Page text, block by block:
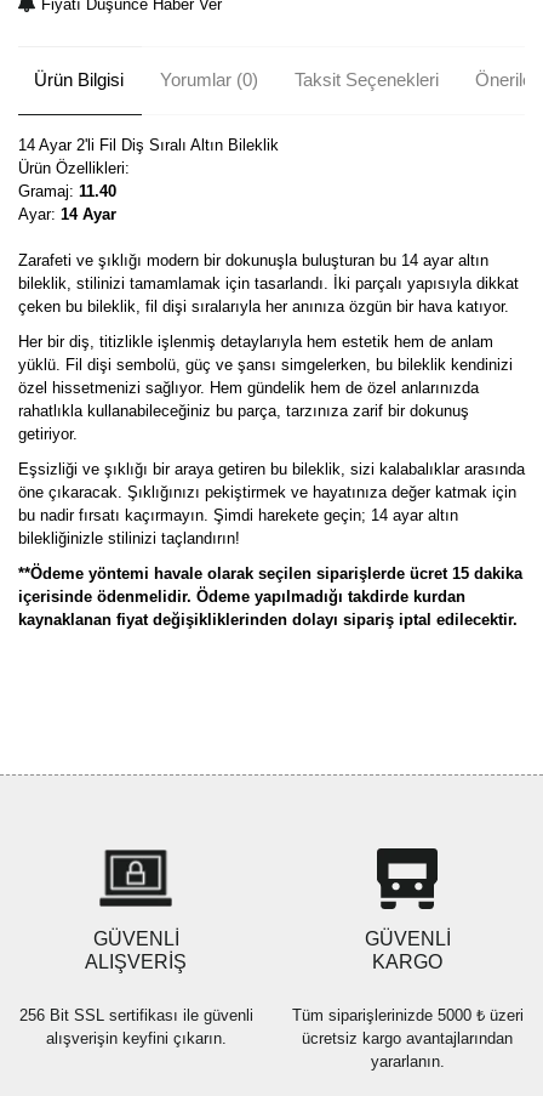
Fiyatı Düşünce Haber Ver
Ürün Bilgisi Yorumlar (0) Taksit Seçenekleri
14 Ayar 2'li Fil Diş Sıralı Altın Bileklik
Ürün Özellikleri:
Gramaj: 11.40
Ayar: 14 Ayar
Zarafeti ve şıklığı modern bir dokunuşla buluşturan bu 14 ayar altın
bileklik, stilinizi tamamlamak için tasarlandı. İki parçalı yapısıyla dikkat
çeken bu bileklik, fil dişi sıralarıyla her anınıza özgün bir hava katıyor.
Her bir diş, titizlikle işlenmiş detaylarıyla hem estetik hem de anlam
yüklü. Fil dişi sembolü, güç ve şansı simgelerken, bu bileklik kendinizi
özel hissetmenizi sağlıyor. Hem gündelik hem de özel anlarınızda
rahatlıkla kullanabileceğiniz bu parça, tarzınıza zarif bir dokunuş
getiriyor.
Eşsizliği ve şıklığı bir araya getiren bu bileklik, sizi kalabalıklar arasında
öne çıkaracak. Şıklığınızı pekiştirmek ve hayatınıza değer katmak için
bu nadir fırsatı kaçırmayın. Şimdi harekete geçin; 14 ayar altın
bilekliğinizle stilinizi taçlandırın!
**Ödeme yöntemi havale olarak seçilen siparişlerde ücret 15 dakika
içerisinde ödenmelidir. Ödeme yapılmadığı takdirde kurdan
kaynaklanan fiyat değişikliklerinden dolayı sipariş iptal edilecektir.
Ürün açıklamasında eksik bilgiler bulunuyor.
Ürün bilgilerinde hatalar bulunuyor.
Ürün fiyatı diğer sitelerden daha pahalı.
Bu ürüne benzer farklı alternatifler olmalı.
GÜVENLİ
ALIŞVERİŞ
256 Bit SSL sertifikası ile güvenli
alışverişin keyfini çıkarın.
GÜVENLİ
KARGO
Tüm siparişlerinizde 5000 ₺ üzeri
ücretsiz kargo avantajlarından
yararlanın.